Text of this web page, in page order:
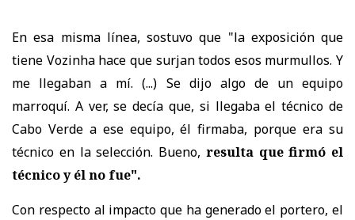
En esa misma línea, sostuvo que "la exposición que
tiene Vozinha hace que surjan todos esos murmullos. Y
me llegaban a mí. (...) Se dijo algo de un equipo
marroquí. A ver, se decía que, si llegaba el técnico de
Cabo Verde a ese equipo, él firmaba, porque era su
técnico en la selección. Bueno, resulta que firmó el
técnico y él no fue".
Con respecto al impacto que ha generado el portero, el